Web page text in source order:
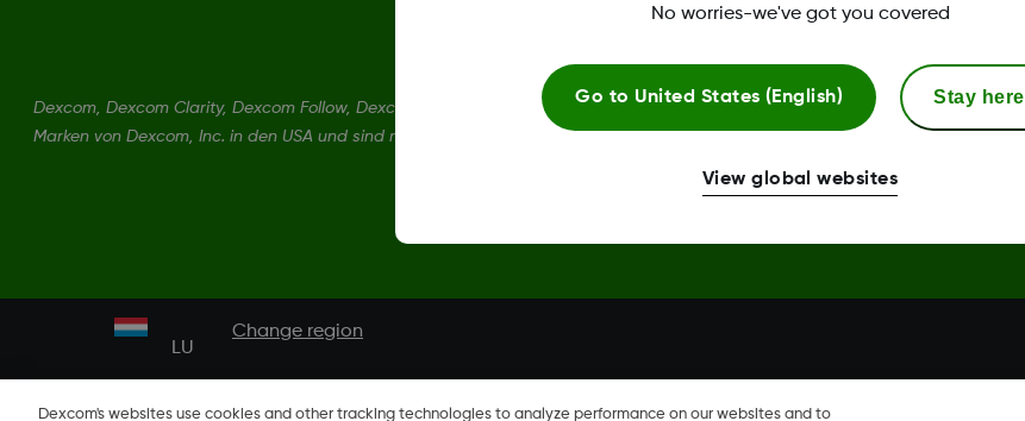
Dexcom, Dexcom Clarity, Dexcom Follow, Dexcom One, Dexcom Share, Share sind eingetragene
Marken von Dexcom, Inc. in den USA und sind möglicherweise in anderen Ländern eingetragen.
LU
Change region
Dexcom's websites use cookies and other tracking technologies to analyze performance on our websites and to
No worries-we've got you covered
Go to United States (English) Stay here
View global websites